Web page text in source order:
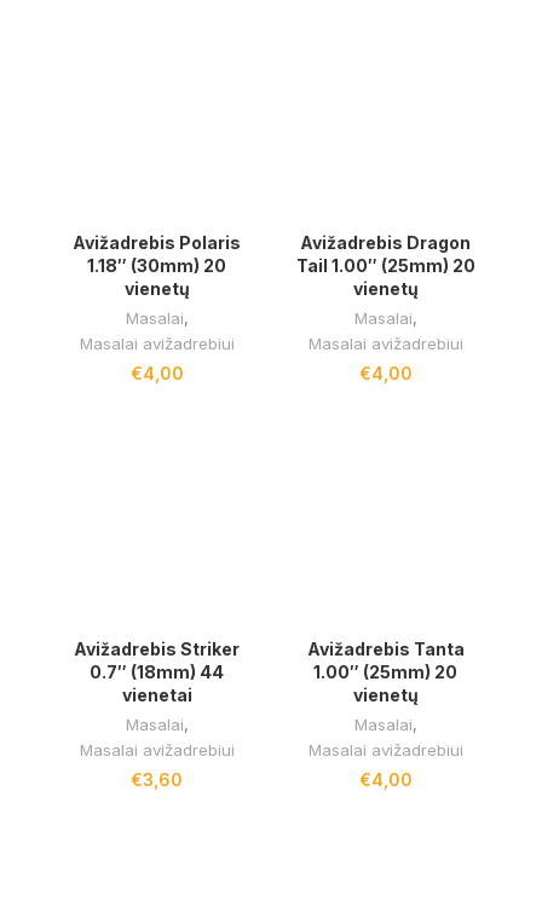
Avižadrebis Polaris
1.18″ (30mm) 20
vienetų
Masalai,
Masalai avižadrebiui
€4,00
Avižadrebis Dragon
Tail 1.00″ (25mm) 20
vienetų
Masalai,
Masalai avižadrebiui
€4,00
Avižadrebis Striker
0.7″ (18mm) 44
vienetai
Masalai,
Masalai avižadrebiui
€3,60
Avižadrebis Tanta
1.00″ (25mm) 20
vienetų
Masalai,
Masalai avižadrebiui
€4,00